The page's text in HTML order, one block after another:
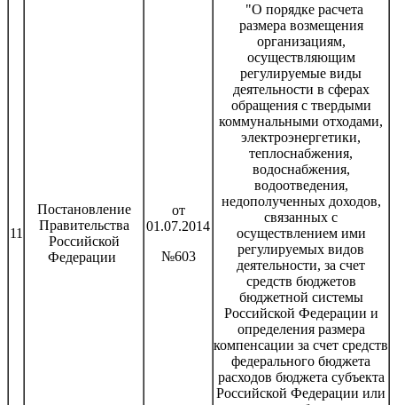
11
Постановление
Правительства
Российской
Федерации
от
01.07.2014
№603
"О порядке расчета
размера возмещения
организациям,
осуществляющим
регулируемые виды
деятельности в сферах
обращения с твердыми
коммунальными отходами,
электроэнергетики,
теплоснабжения,
водоснабжения,
водоотведения,
недополученных доходов,
связанных с
осуществлением ими
регулируемых видов
деятельности, за счет
средств бюджетов
бюджетной системы
Российской Федерации и
определения размера
компенсации за счет средств
федерального бюджета
расходов бюджета субъекта
Российской Федерации или